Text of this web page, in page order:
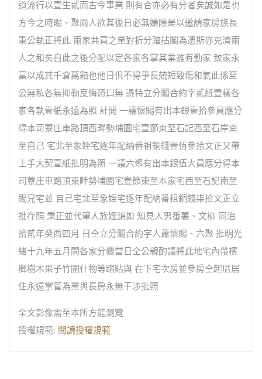
道流行以壹生貳而古今事業 則有合亦必有分者矣誠如是也
方今之時賜、聚兩人欲其後日必無嫌隙是以邀請家房族長
秉公執正將此 兩家共買之業對折分踏拈鬮為憑斯亦克濟兩
人之和矣自此之後分配以定各家各掌其業雖有勤家 致家永
富以成其千倉萬箱也他日俱不得爭長兢短致傷和氣此係至
公無私各無抑勒反悔恐口無 憑特立分鬮合約字貳紙壹樣各
家各執壹紙永遠為照 計開 一議懷賜有出本銀壹拾參員應分
得本司藔庄車路頂西畔勢埔園宅壹節東至石記西至石岸南
至自己 宅北至象姪宅逐年配納番祖銅錢壹佰參拾文正又帶
上手大契壹紙批明為照 一議六聚有出本銀伍大員應分得本
司藔庄車路頂東畔勢埔園宅壹節東至本家宅西至石記南至
賜兄宅並 自己宅北至象姪宅逐年配納番租銅錢柒拾文正立
批存照 秉正並代筆人族姪錦如 知見人男番薯、文柳 同治
拾貳年癸酉四月 日仝立分鬮合約字人蕭懷賜、六聚 批明光
緒十九年五月間各家分爨當日仝公親酌議將此地宅內帶檳
榔樹木果子竹圍什物等踏貼與 在下宅次房並參房仝起厝居
住永遠掌管為業與長房永無干涉批照
全文影像需至本所方能瀏覽
授權規範: 閱讀授權規範